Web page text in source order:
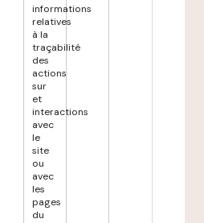
informations
relatives
à la
traçabilité
des
actions
sur
et
interactions
avec
le
site
ou
avec
les
pages
du